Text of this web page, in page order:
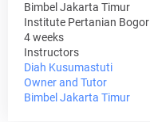
Bimbel Jakarta Timur
Institute Pertanian Bogor
4 weeks
Instructors
Diah Kusumastuti
Owner and Tutor
Bimbel Jakarta Timur